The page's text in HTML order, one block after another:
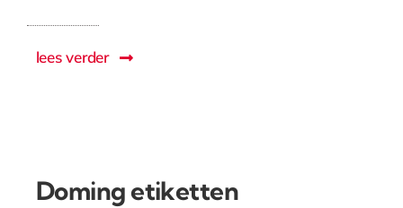
lees verder
Doming etiketten